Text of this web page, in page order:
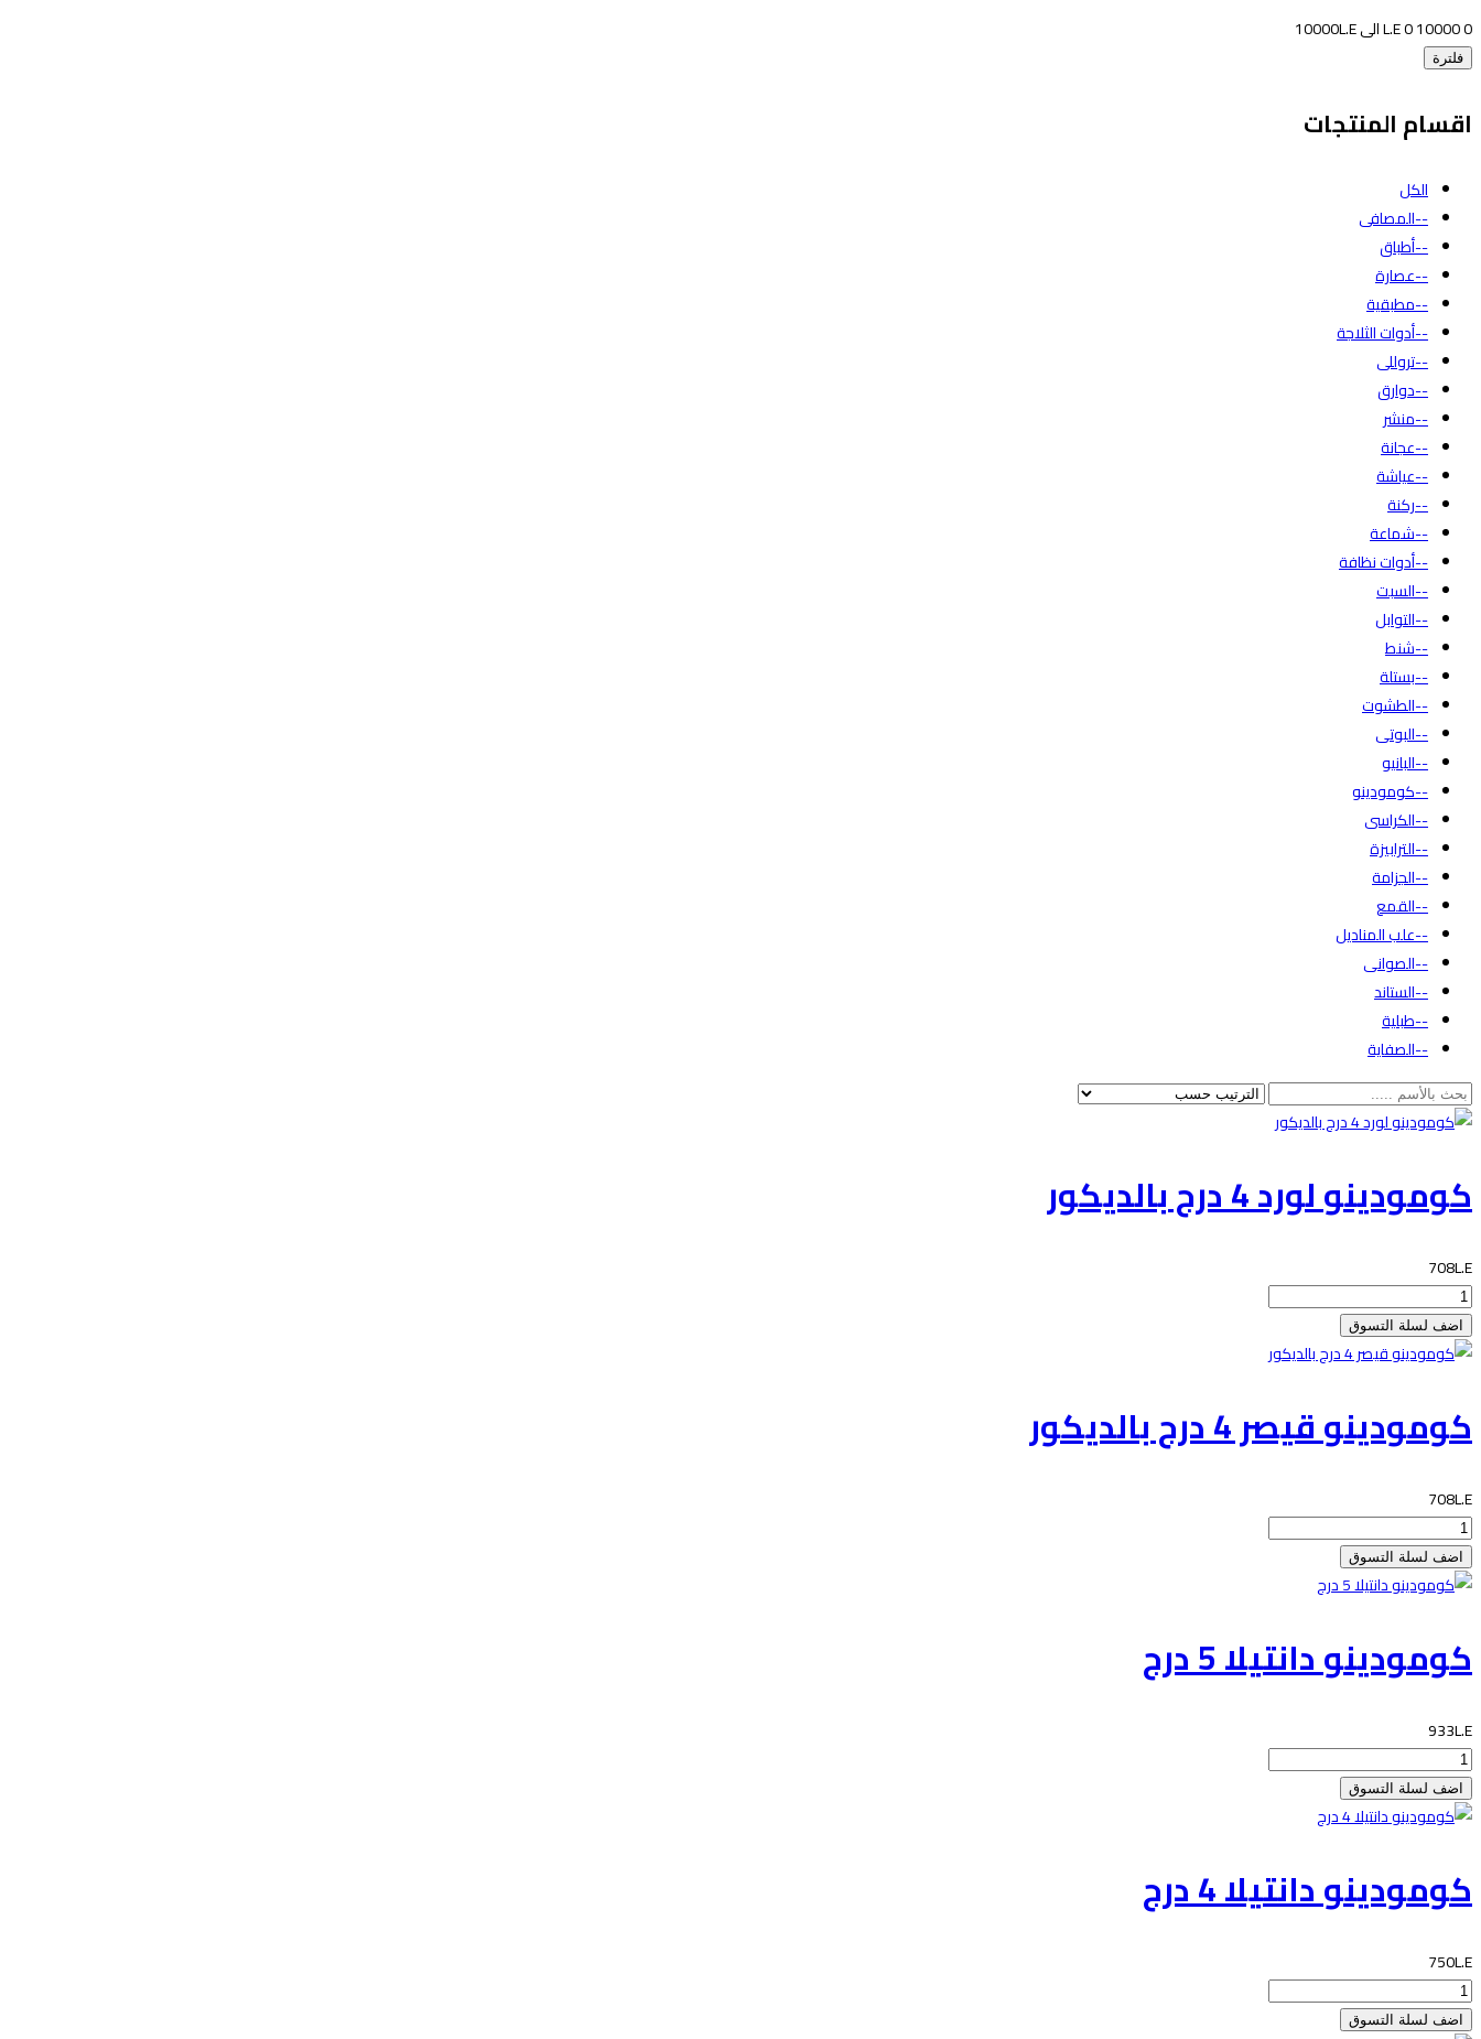
0
10000
0
10000L.E
اقسام المنتجات
الكل
--المصافى
--أطباق
--عصارة
--مطبقية
--أدوات الثلاجة
--تروللى
--دوارق
--منشر
--عجانة
--عياشة
--ركنة
--شماعة
--أدوات نظافة
--السبت
--التوابل
--شنط
--بستلة
--الطشوت
--البوتى
--البانيو
--كومودينو
--الكراسى
--الترابيزة
--الجزامة
--القمع
--علب المناديل
--الصوانى
--الستاند
--طبلية
--الصفاية
كومودينو لورد 4 درج بالديكور
708L.E
كومودينو قيصر 4 درج بالديكور
708L.E
كومودينو دانتيلا 5 درج
933L.E
كومودينو دانتيلا 4 درج
750L.E